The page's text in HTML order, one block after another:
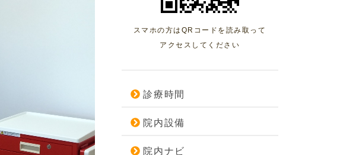
スマホの方はQRコードを読み取って
アクセスしてください
診療時間
院内設備
院内ナビ